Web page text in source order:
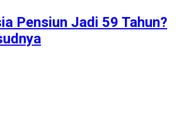
Pensiun Jadi 59 Tahun?